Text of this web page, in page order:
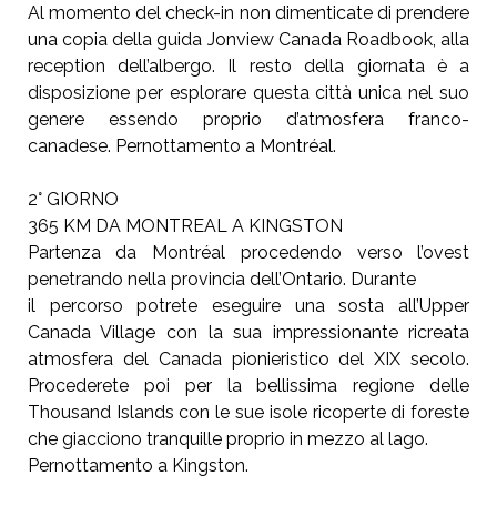
Al momento del check-in non dimenticate diprendere
una copia della guida Jonview Canada Roadbook, alla
reception dell’albergo. Il resto della giornata è a
disposizione per esplorare questa città unica nel suo
genere essendo proprio d’atmosfera franco-
canadese. Pernottamento a Montréal.
2° GIORNO
365 KM DA MONTREAL A KINGSTON
Partenza da Montréal procedendo verso l’ovest
penetrando nella provincia dell’Ontario. Durante
il percorso potrete eseguire una sosta all’Upper
Canada Village con la sua impressionante ricreata
atmosfera del Canada pionieristico del XIX secolo.
Procederete poi per la bellissima regione delle
Thousand Islands con le sue isole ricoperte di foreste
che giacciono tranquille proprio in mezzo al lago.
Pernottamento a Kingston.